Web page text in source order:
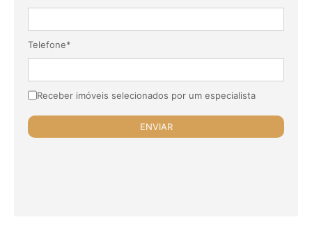
Telefone*
Receber imóveis selecionados por um especialista